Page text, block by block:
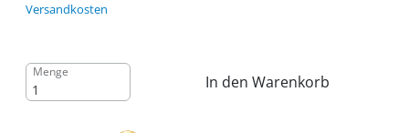
Versandkosten
Menge
In den Warenkorb